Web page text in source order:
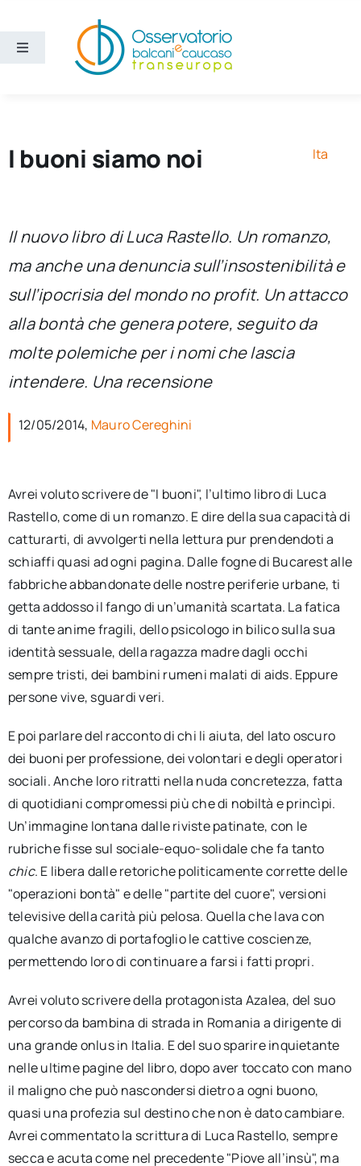
contenuto
Toggle
Sezioni
Chi siamo
Cerca
I buoni siamo noi Ita
Il nuovo libro di Luca Rastello. Un romanzo,
ma anche una denuncia sull’insostenibilità e
sull’ipocrisia del mondo no profit. Un attacco
alla bontà che genera potere, seguito da
molte polemiche per i nomi che lascia
intendere. Una recensione
12/05/2014, Mauro Cereghini
Avrei voluto scrivere de "I buoni", l’ultimo libro di Luca
Rastello, come di un romanzo. E dire della sua capacità di
catturarti, di avvolgerti nella lettura pur prendendoti a
schiaffi quasi ad ogni pagina. Dalle fogne di Bucarest alle
fabbriche abbandonate delle nostre periferie urbane, ti
getta addosso il fango di un’umanità scartata. La fatica
di tante anime fragili, dello psicologo in bilico sulla sua
identità sessuale, della ragazza madre dagli occhi
sempre tristi, dei bambini rumeni malati di aids. Eppure
persone vive, sguardi veri.
E poi parlare del racconto di chi li aiuta, del lato oscuro
dei buoni per professione, dei volontari e degli operatori
sociali. Anche loro ritratti nella nuda concretezza, fatta
di quotidiani compromessi più che di nobiltà e princìpi.
Un’immagine lontana dalle riviste patinate, con le
rubriche fisse sul sociale-equo-solidale che fa tanto
chic. E libera dalle retoriche politicamente corrette delle
"operazioni bontà" e delle "partite del cuore", versioni
televisive della carità più pelosa. Quella che lava con
qualche avanzo di portafoglio le cattive coscienze,
permettendo loro di continuare a farsi i fatti propri.
Avrei voluto scrivere della protagonista Azalea, del suo
percorso da bambina di strada in Romania a dirigente di
una grande onlus in Italia. E del suo sparire inquietante
nelle ultime pagine del libro, dopo aver toccato con mano
il maligno che può nascondersi dietro a ogni buono,
quasi una profezia sul destino che non è dato cambiare.
Avrei commentato la scrittura di Luca Rastello, sempre
secca e acuta come nel precedente "Piove all’insù", ma